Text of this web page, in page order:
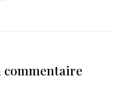
commentaire